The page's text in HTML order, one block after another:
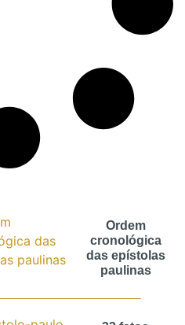
Ordem
cronológica
das epístolas
paulinas